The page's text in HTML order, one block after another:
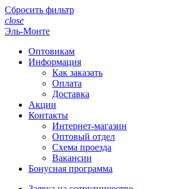
Сбросить фильтр
close
Эль-Монте
Оптовикам
Информация
Как заказать
Оплата
Доставка
Акции
Контакты
Интернет-магазин
Оптовый отдел
Схема проезда
Вакансии
Бонусная программа